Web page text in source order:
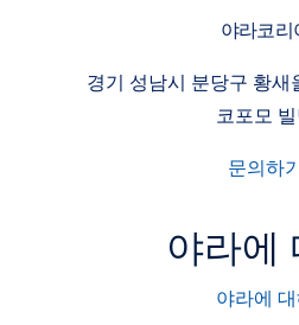
야라코리
경기 성남시 분당구 황
코포모 빌
문의하기
야라에
야라에 대